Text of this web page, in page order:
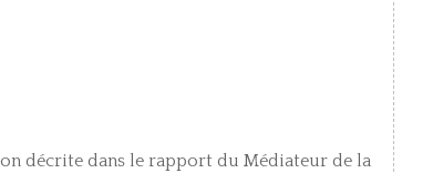
décrite dans le rapport du Médiateur de la